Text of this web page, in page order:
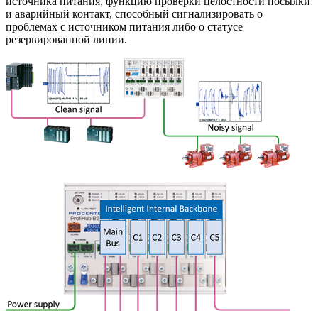
и аварийный контакт, способный сигнализировать о
проблемах с источником питания либо о статусе
резервированной линии.